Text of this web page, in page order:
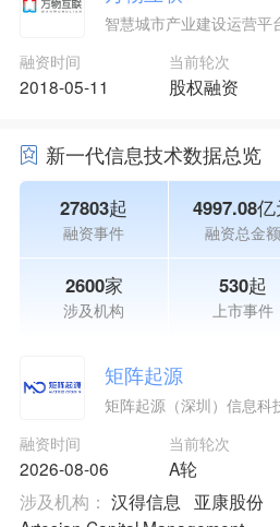
智慧城市产业建设运营平
融资时间
2018-05-11
当前轮次
股权融资
新一代信息技术数据总览
27803起
融资事件
4997.08亿
融资总金额
2600家
涉及机构
530起
上市事件
矩阵起源
矩阵起源（深圳）信息科
融资时间
2026-08-06
当前轮次
A轮
涉及机构： 汉得信息
亚康股份